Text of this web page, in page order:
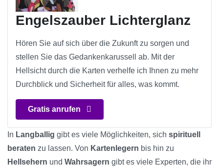
Engelszauber Lichterglanz
Hören Sie auf sich über die Zukunft zu sorgen und
stellen Sie das Gedankenkarussell ab. Mit der
Hellsicht durch die Karten verhelfe ich Ihnen zu mehr
Durchblick und Sicherheit für alles, was kommt.
Gratis anrufen
In Langballig gibt es viele Möglichkeiten, sich spirituell
beraten zu lassen. Von Kartenlegern bis hin zu
Hellsehern und Wahrsagern gibt es viele Experten, die ihr